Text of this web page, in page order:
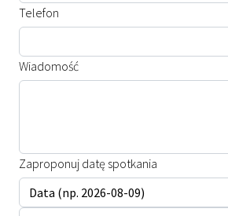
Telefon
Wiadomość
Zaproponuj datę spotkania